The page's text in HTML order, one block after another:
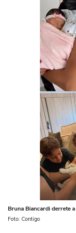
Bruna Biancardi derrete
Foto: Contigo